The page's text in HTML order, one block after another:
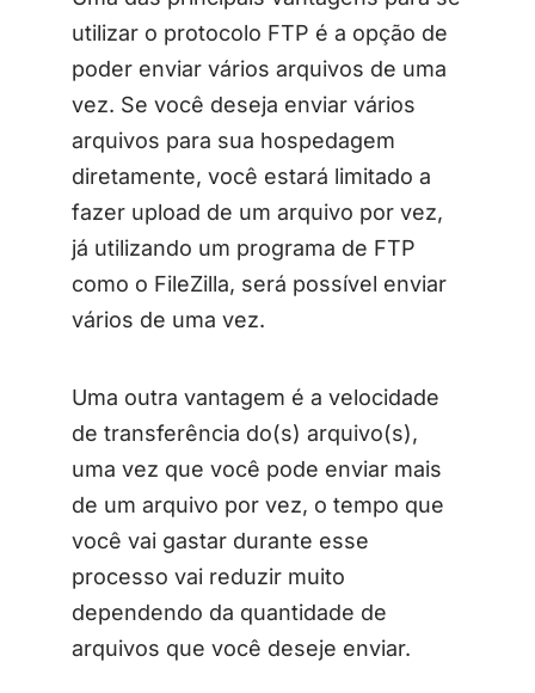
utilizar o protocolo FTP é a opção de
poder enviar vários arquivos de uma
vez. Se você deseja enviar vários
arquivos para sua hospedagem
diretamente, você estará limitado a
fazer upload de um arquivo por vez,
já utilizando um programa de FTP
como o FileZilla, será possível enviar
vários de uma vez.
Uma outra vantagem é a velocidade
de transferência do(s) arquivo(s),
uma vez que você pode enviar mais
de um arquivo por vez, o tempo que
você vai gastar durante esse
processo vai reduzir muito
dependendo da quantidade de
arquivos que você deseje enviar.